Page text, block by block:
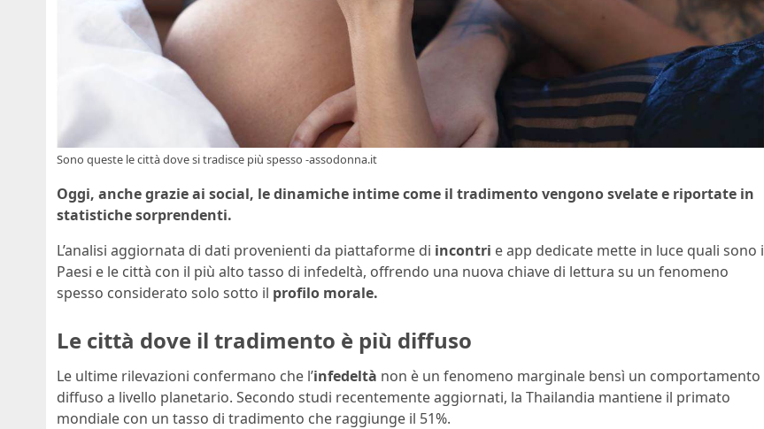
Sono queste le città dove si tradisce più spesso -assodonna.it
Oggi, anche grazie ai social, le dinamiche intime come il tradimento vengono svelate e riportate in
statistiche sorprendenti.
L’analisi aggiornata di dati provenienti da piattaforme di incontri e app dedicate mette in luce quali sono i
Paesi e le città con il più alto tasso di infedeltà, offrendo una nuova chiave di lettura su un fenomeno
spesso considerato solo sotto il profilo morale.
Le città dove il tradimento è più diffuso
Le ultime rilevazioni confermano che l’infedeltà non è un fenomeno marginale bensì un comportamento
diffuso a livello planetario. Secondo studi recentemente aggiornati, la Thailandia mantiene il primato
mondiale con un tasso di tradimento che raggiunge il 51%.